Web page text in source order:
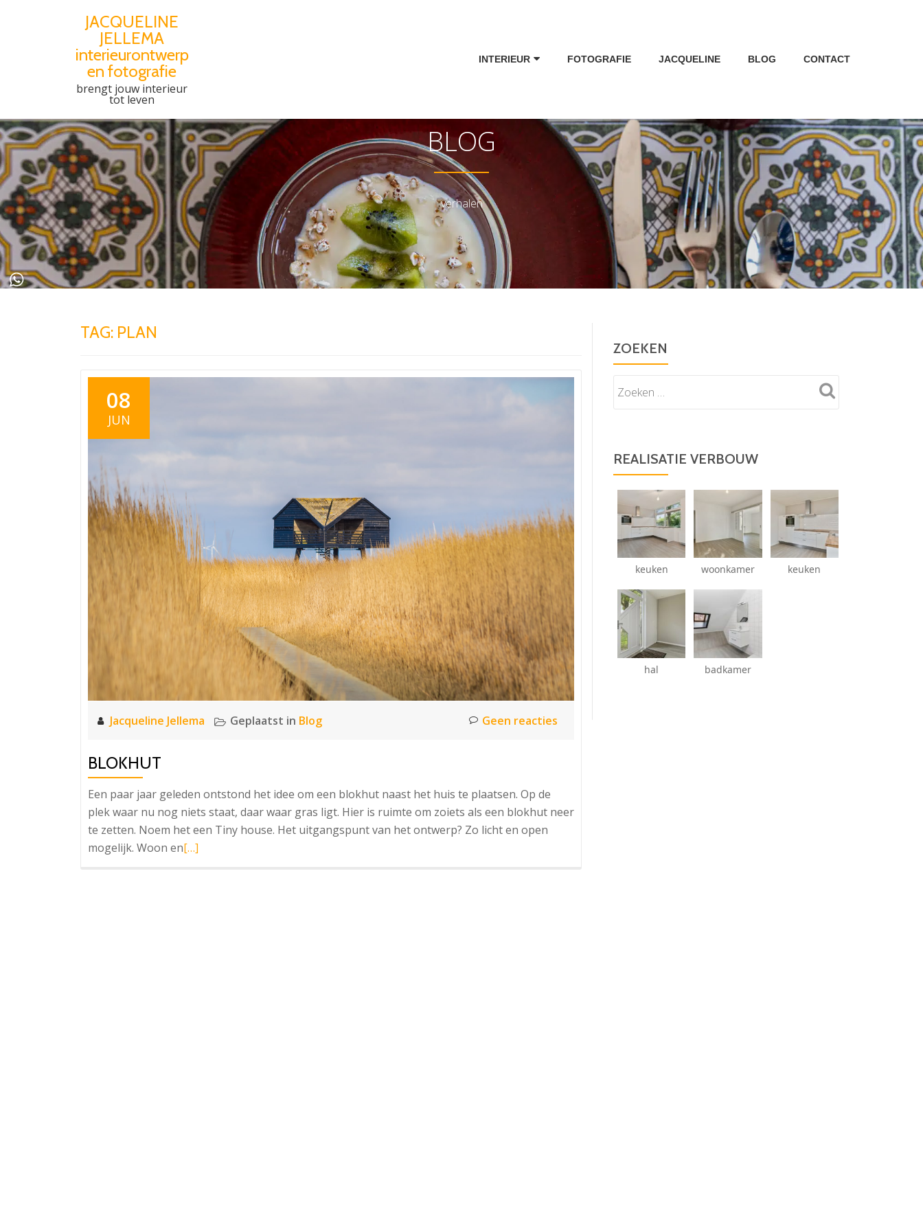
JACQUELINE
JELLEMA
interieurontwerp
en fotografie
brengt jouw interieur
tot leven
INTERIEUR FOTOGRAFIE JACQUELINE BLOG CONTACT
BLOG
verhalen
TAG: PLAN
08
JUN
Jacqueline Jellema Geplaatst in Blog Geen reacties
BLOKHUT
Een paar jaar geleden ontstond het idee om een blokhut naast het huis te plaatsen. Op de
plek waar nu nog niets staat, daar waar gras ligt. Hier is ruimte om zoiets als een blokhut neer
te zetten. Noem het een Tiny house. Het uitgangspunt van het ontwerp? Zo licht en open
mogelijk. Woon enLees
[…]
ZOEKEN
REALISATIE VERBOUW
keuken woonkamer keuken
hal badkamer